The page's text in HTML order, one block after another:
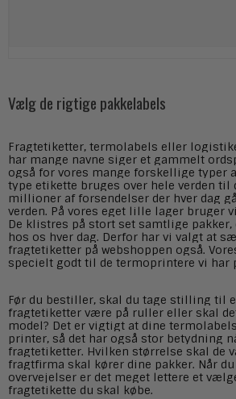
Vælg de rigtige pakkelabels
Fragtetiketter, termolabels eller
har mange navne siger et gammelt
også for vores mange forskellige typer
type etikette bruges over hele verden til
millioner af forsendelser der hver dag
verden. På vores eget lille lager bruger
De klistres på stort set samtlige pakker,
hos os hver dag. Derfor har vi valgt at
fragtetiketter på webshoppen også.
specielt godt til de termoprintere vi har
Før du bestiller, skal du tage stilling til
fragtetiketter være på ruller eller skal
model? Det er vigtigt at dine
printer, så det har også stor betydning
fragtetiketter. Hvilken størrelse skal de
fragtfirma skal kører dine pakker. Når
overvejelser er det meget lettere et
fragtetikette du skal købe.